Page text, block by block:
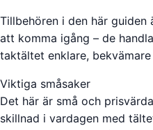
Tillbehören i den här
att komma igång – de
taktältet enklare,
Viktiga småsaker
Det här är små och
skillnad i vardagen med